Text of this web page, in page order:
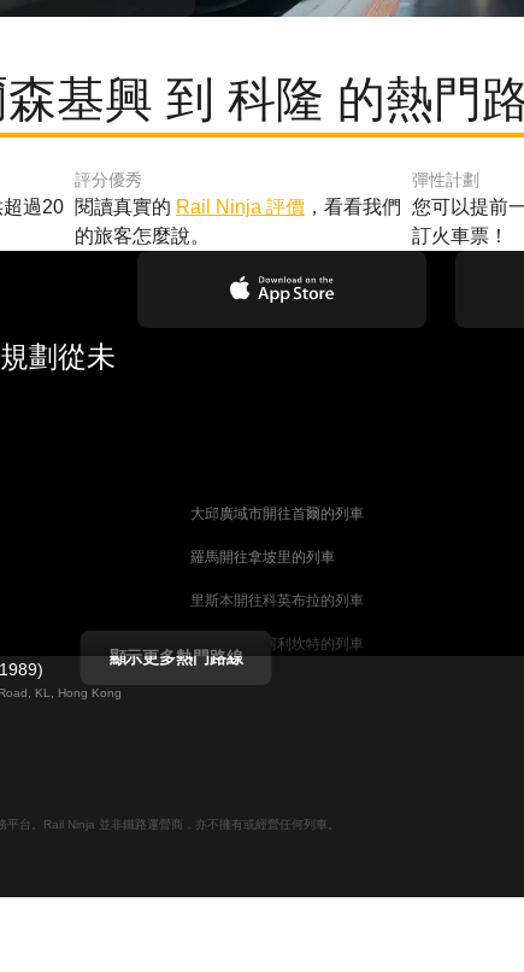
基興 到 科隆 的熱門
過20
評分優秀
閱讀真實的 Rail Ninja 評價，看看我們
的旅客怎麼說。
彈性計劃
您可以提前
訂火車票！
劃從未
大邱廣域市開往首爾的列車
羅馬開往拿坡里的列車
里斯本開往科英布拉的列車
馬德里開往阿利坎特的列車
首爾開往釜山的列車
顯示更多熱門路線
KL, Hong Kong
台。Rail Ninja 並非鐵路運營商，亦不擁有或經營任何列車。